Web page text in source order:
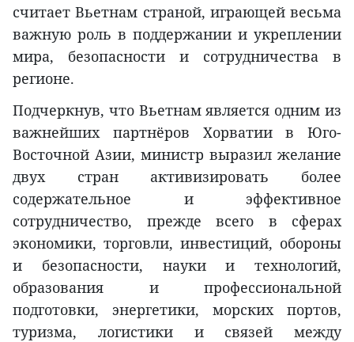
считает Вьетнам страной, играющей весьма
важную роль в поддержании и укреплении
мира, безопасности и сотрудничества в
регионе.
Подчеркнув, что Вьетнам является одним из
важнейших партнёров Хорватии в Юго-
Восточной Азии, министр выразил желание
двух стран активизировать более
содержательное и эффективное
сотрудничество, прежде всего в сферах
экономики, торговли, инвестиций, обороны
и безопасности, науки и технологий,
образования и профессиональной
подготовки, энергетики, морских портов,
туризма, логистики и связей между